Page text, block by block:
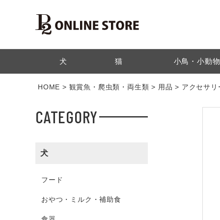
検索
犬 猫 小鳥・小動物
HOME 観賞魚・爬虫類・両生類 用品 アクセサ
CATEGORY
犬
フード
おやつ・ミルク・補助食